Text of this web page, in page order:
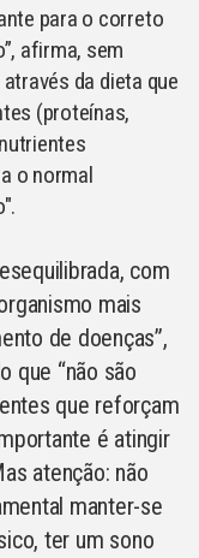
para o correto
afirma, sem
da dieta que
(proteínas,
o normal
com
mais
de doenças”,
que “não são
que reforçam
é atingir
atenção: não
manter-se
ter um sono